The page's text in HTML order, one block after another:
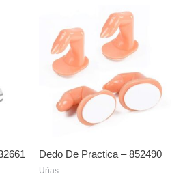
Dedo De Practica – 852490
Uñas